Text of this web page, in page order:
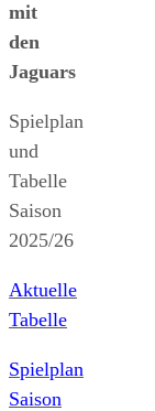
mit
den
Jaguars
Spielplan
und
Tabelle
Saison
2025/26
Aktuelle
Tabelle
Spielplan
Saison